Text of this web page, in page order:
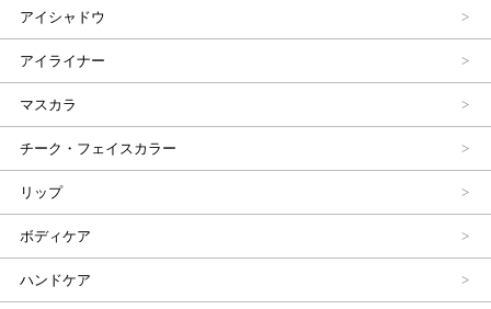
アイシャドウ
アイライナー
マスカラ
チーク・フェイスカラー
リップ
ボディケア
ハンドケア